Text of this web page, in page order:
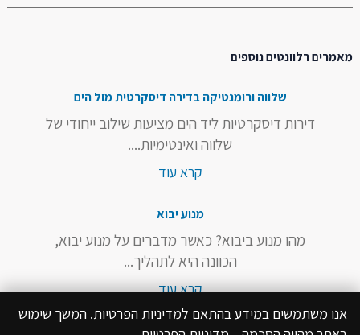
מאמרים רלוונטים נוספים
שלווה ורומנטיקה בדירה דיסקרטית מול הים
דירות דיסקרטיות ליד הים מציעות שילוב ייחודי של
שלווה ואינטימיות....
קרא עוד
מנוע יבוא
מהו מנוע ביבוא? כאשר מדברים על מנוע יבוא,
הכוונה היא לתהליך...
קרא עוד
אנו משתמשים במידע בהתאם למדיניות הפרטיות. המשך שימוש